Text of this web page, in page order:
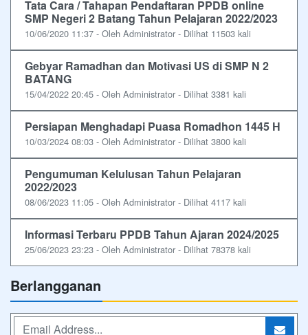
Tata Cara / Tahapan Pendaftaran PPDB online
SMP Negeri 2 Batang Tahun Pelajaran 2022/2023
10/06/2020 11:37 - Oleh Administrator - Dilihat 11503 kali
Gebyar Ramadhan dan Motivasi US di SMP N 2
BATANG
15/04/2022 20:45 - Oleh Administrator - Dilihat 3381 kali
Persiapan Menghadapi Puasa Romadhon 1445 H
10/03/2024 08:03 - Oleh Administrator - Dilihat 3800 kali
Pengumuman Kelulusan Tahun Pelajaran
2022/2023
08/06/2023 11:05 - Oleh Administrator - Dilihat 4117 kali
Informasi Terbaru PPDB Tahun Ajaran 2024/2025
25/06/2023 23:23 - Oleh Administrator - Dilihat 78378 kali
Berlangganan